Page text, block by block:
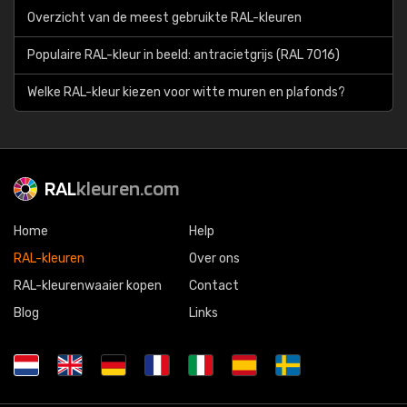
Overzicht van de meest gebruikte RAL-kleuren
Populaire RAL-kleur in beeld: antracietgrijs (RAL 7016)
Welke RAL-kleur kiezen voor witte muren en plafonds?
RALkleuren.com
Home
RAL-kleuren
RAL-kleurenwaaier kopen
Blog
Help
Over ons
Contact
Links